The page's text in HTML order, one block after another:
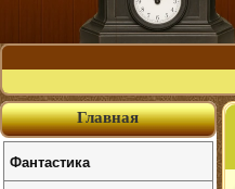
Главная
Фантастика